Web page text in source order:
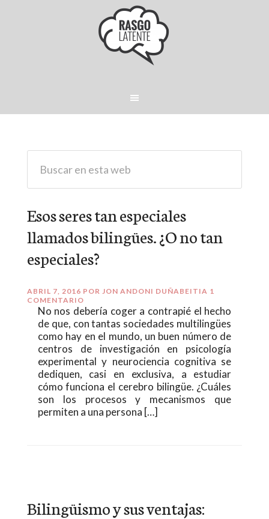
Esos seres tan especiales
llamados bilingües. ¿O no tan
especiales?
ABRIL 7, 2016 POR JON ANDONI DUÑABEITIA 1
COMENTARIO
No nos debería coger a contrapié el hecho
de que, con tantas sociedades multilingües
como hay en el mundo, un buen número de
centros de investigación en psicología
experimental y neurociencia cognitiva se
dediquen, casi en exclusiva, a estudiar
cómo funciona el cerebro bilingüe. ¿Cuáles
son los procesos y mecanismos que
permiten a una persona […]
Bilingüismo y sus ventajas: